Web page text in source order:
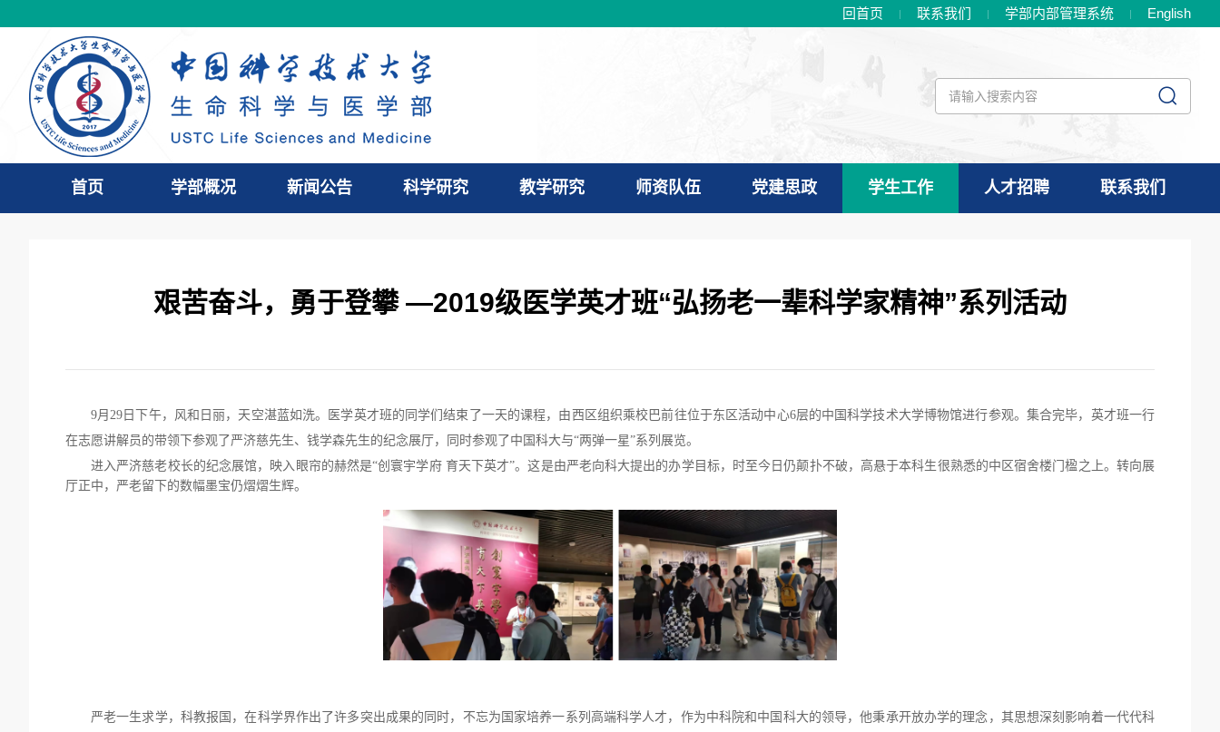
回首页 联系我们 学部内部管理系统 English
首页 学部概况 新闻公告 科学研究 教学研究 师资队伍 党建思政 学生工作 人才招聘 联系我们
艰苦奋斗，勇于登攀 —2019级医学英才班“弘扬老一辈科学家精神”系列活动
9月29日下午，风和日丽，天空湛蓝如洗。医学英才班的同学们结束了一天的课程，由西区组织乘校巴前往位于东区活动中心6层的中国科学技术大学博物馆进行参观。集合完毕，英才班一行
在志愿讲解员的带领下参观了严济慈先生、钱学森先生的纪念展厅，同时参观了中国科大与“两弹一星”系列展览。
进入严济慈老校长的纪念展馆，映入眼帘的赫然是“创寰宇学府 育天下英才”。这是由严老向科大提出的办学目标，时至今日仍颠扑不破 ，高悬于本科生很熟悉的中区宿舍楼门楹之上。转向展
厅正中，严老留下的数幅墨宝仍熠熠生辉。
严老一生求学，科教报国，在科学界作出了许多突出成果的同时，不忘为国家培养一系列高端科学人才，作为中科院和中国科大的领导，他秉承开放办学的理念，其思想深刻影响着一代代科